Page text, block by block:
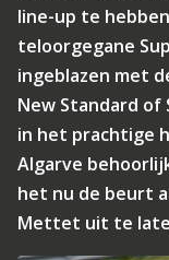
line-up te
teloorgegane
ingeblazen met
New Standard of
in het prachtige
Algarve
het nu de beurt
Mettet uit te